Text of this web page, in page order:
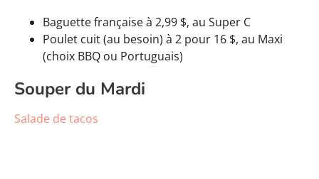
Baguette française à 2,99 $, au Super C
Poulet cuit (au besoin) à 2 pour 16 $, au Maxi
(choix BBQ ou Portuguais)
Souper du Mardi
Salade de tacos